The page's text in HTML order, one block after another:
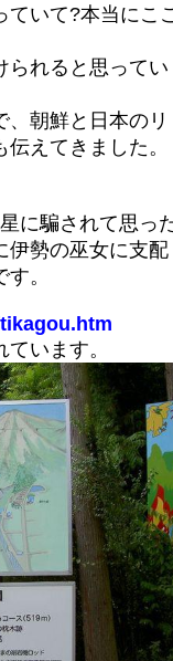
ていて?本当にこ
られると思ってい
、朝鮮と日本のリ
えてきました。
に騙されて思っ
伊勢の巫女に支配
。
います。